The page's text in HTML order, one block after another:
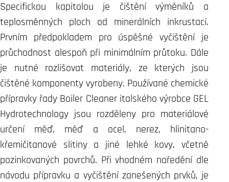
Specifickou kapitolou je čištění výměníků a
teplosměnných ploch od minerálních inkrustací.
Prvním předpokladem pro úspěšné vyčištění je
průchodnost alespoň při minimálním průtoku. Dále
je nutné rozlišovat materiály, ze kterých jsou
čištěné komponenty vyrobeny. Používané chemické
přípravky řady Boiler Cleaner italského výrobce GEL
Hydrotechnology jsou rozděleny pro materiálové
určení měď, měď a ocel, nerez, hlinitano-
křemičitanové slitiny a jiné lehké kovy, včetně
pozinkovaných povrchů. Při vhodném naředění dle
návodu přípravku a vyčištění zanešených prvků, je